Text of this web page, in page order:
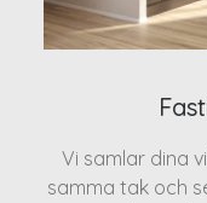
Vi samlar dina
samma tak och